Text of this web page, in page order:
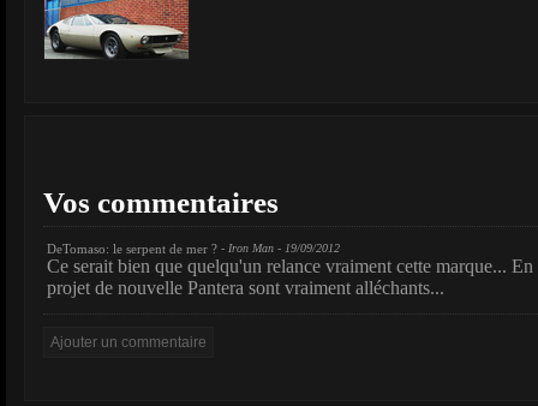
Vos commentaires
DeTomaso: le serpent de mer ? - Iron Man - 19/09/2012
Ce serait bien que quelqu'un relance vraiment cette marque...
projet de nouvelle Pantera sont vraiment alléchants...